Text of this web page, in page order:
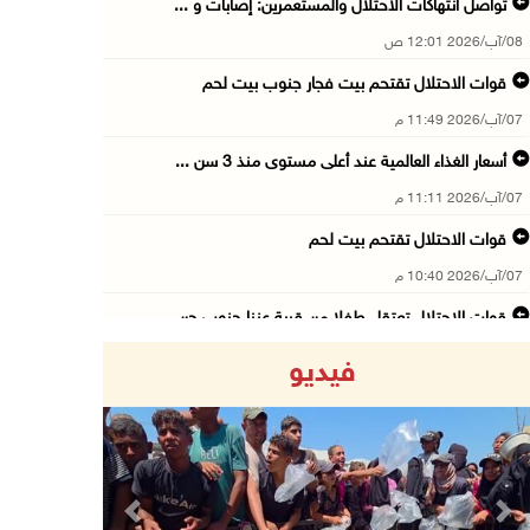
تواصل انتهاكات الاحتلال والمستعمرين: إصابات و ...
08/آب/2026 12:01 ص
قوات الاحتلال تقتحم بيت فجار جنوب بيت لحم
07/آب/2026 11:49 م
أسعار الغذاء العالمية عند أعلى مستوى منذ 3 سن ...
07/آب/2026 11:11 م
قوات الاحتلال تقتحم بيت لحم
07/آب/2026 10:40 م
قوات الاحتلال تعتقل طفلا من قرية عنزا جنوب جن ...
07/آب/2026 10:15 م
الاحتلال يعيق تنقل المواطنين ويقتحم بلدات شرق ...
07/آب/2026 08:52 م
فيديو
Previous Next